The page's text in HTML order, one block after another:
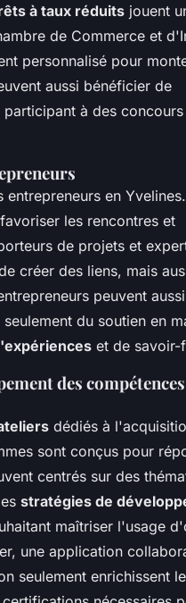
à taux réduits jouent
de Commerce et
personnalisé pour
aussi bénéficier de
à des concours
en Yvelines.
les rencontres et
de projets et
créer des liens, mais
peuvent aussi
du soutien en
et de savoir-
des compétences
dédiés à
sont conçus pour
centrés sur des
stratégies de
maîtriser l'usage
une application
seulement enrichissent